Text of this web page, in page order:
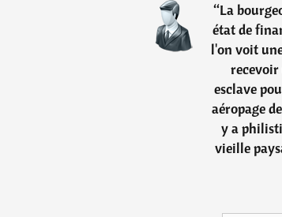
“La
état de
l'on voit
esclave
aéropage
y a
vieille